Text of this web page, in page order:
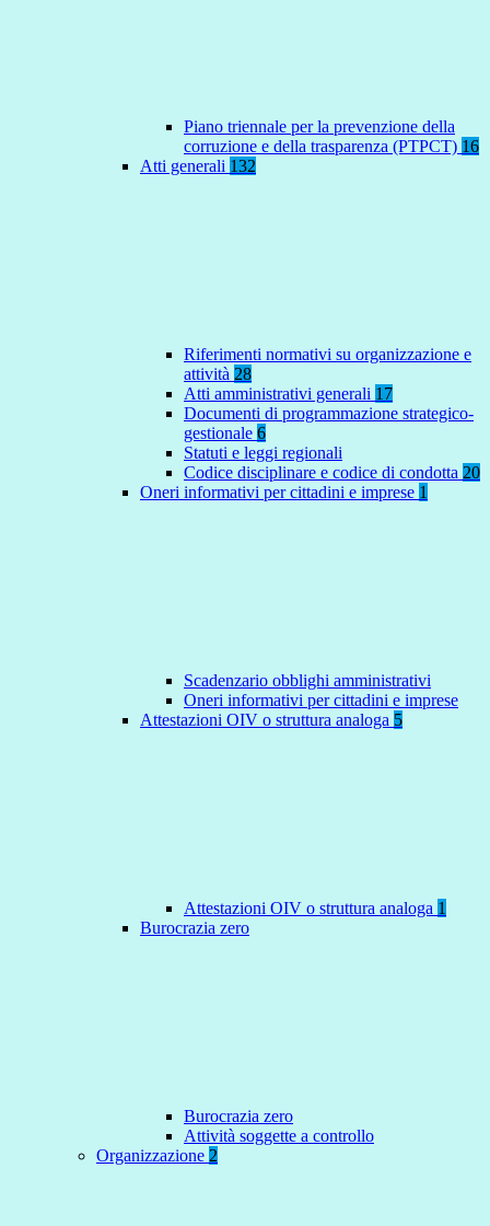
Piano triennale per la prevenzione della
corruzione e della trasparenza (PTPCT) 16
Atti generali 132
Riferimenti normativi su organizzazione e
attività 28
Atti amministrativi generali 17
Documenti di programmazione strategico-
gestionale 6
Statuti e leggi regionali
Codice disciplinare e codice di condotta 20
Oneri informativi per cittadini e imprese 1
Scadenzario obblighi amministrativi
Oneri informativi per cittadini e imprese
Attestazioni OIV o struttura analoga 5
Attestazioni OIV o struttura analoga 1
Burocrazia zero
Burocrazia zero
Attività soggette a controllo
Organizzazione 2